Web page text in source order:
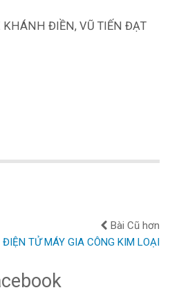
KHÁNH ĐIỀN, VŨ TIẾN ĐẠT
Bài Cũ hơn
TỬ MÁY GIA CÔNG KIM LOẠI